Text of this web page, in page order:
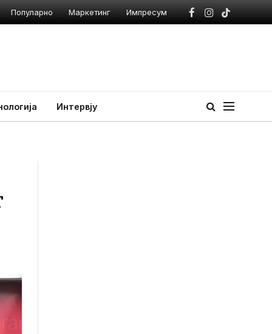
Популарно Маркетинг Импресум
Facebook
Instagram
TikTok
Интервју